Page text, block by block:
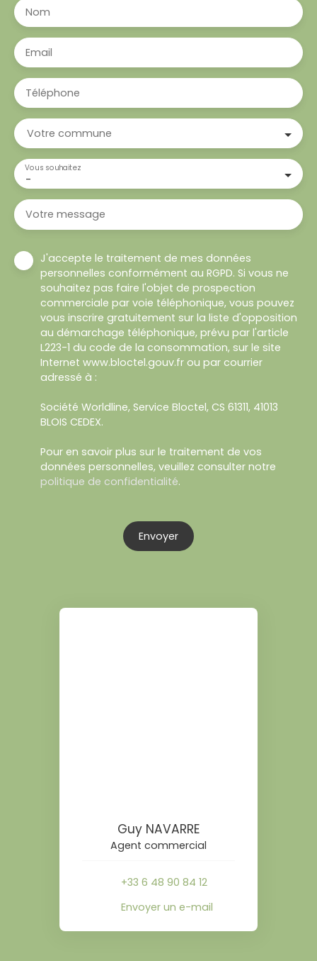
Nom
Email
Téléphone
Votre commune
-
Vous souhaitez
Votre message
J'accepte le traitement de mes données
personnelles conformément au RGPD. Si vous ne
souhaitez pas faire l'objet de prospection
commerciale par voie téléphonique, vous pouvez
vous inscrire gratuitement sur la liste d'opposition
au démarchage téléphonique, prévu par l'article
L223-1 du code de la consommation, sur le site
Internet www.bloctel.gouv.fr ou par courrier
adressé à :
Société Worldline, Service Bloctel, CS 61311, 41013
BLOIS CEDEX.
Pour en savoir plus sur le traitement de vos
données personnelles, veuillez consulter notre
politique de confidentialité.
Envoyer
Guy NAVARRE
Agent commercial
+33 6 48 90 84 12
Envoyer un e-mail